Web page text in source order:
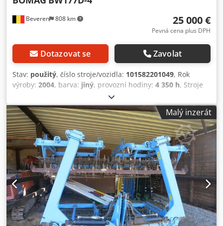
Beveren 808 km 25 000 €
Pevná cena plus DPH
Dotazovat se Zavolat
Stav: použitý, číslo stroje/vozidla: 101582201049, Rok
výroby: 2004, barva: jiný, provozní hodiny: 4 350 h, Stroje
na prodej! Prohlédněte si naše webové stránky pro širokou
nabídku strojů ihned k zakoupení. Máme více možností,
než kolik je uvedeno online, proto nás neváhejte kdykoliv
kontaktovat telefonicky nebo e-mailem. Všechny naše
stroje jsou kompletně servisované a prověřené z hlediska
spolehlivosti. Potřebujete fotografie? Kontaktujte nás a
okamžitě je zašleme. Dodpfjzblb Ujx Apqswa Jsme Vám k
dispozici v nizozemštině, angličtině, francouzštině,
němčině, španělštině a ruštině. Objevte naši širokou
nabídku spolehlivých strojů.
Malý inzerát